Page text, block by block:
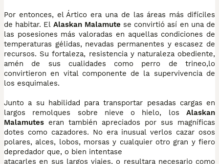
Por entonces, el Ártico era una de las áreas más difíciles
de habitar. El Alaskan Malamute se convirtió así en una de
las posesiones más valoradas en aquellas condiciones de
temperaturas gélidas, nevadas permanentes y escasez de
recursos. Su fortaleza, resistencia y naturaleza obediente,
amén de sus cualidades como perro de trineo,lo
convirtieron en vital componente de la supervivencia de
los esquimales.
Junto a su habilidad para transportar pesadas cargas en
largos remolques sobre nieve o hielo, los Alaskan
Malamutes eran también apreciados por sus magníficas
dotes como cazadores. No era inusual verlos cazar osos
polares, alces, lobos, morsas y cualquier otro gran y fiero
depredador que, o bien intentase
atacarles en sus largos viajes, o resultara necesario como